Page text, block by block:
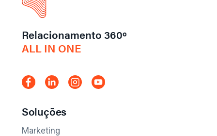
Relacionamento 360º
ALL IN ONE
Soluções
Marketing